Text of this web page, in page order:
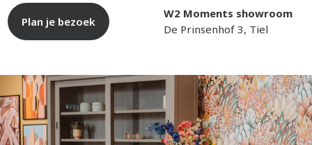
Plan je bezoek
W2 Moments showroom
De Prinsenhof 3, Tiel